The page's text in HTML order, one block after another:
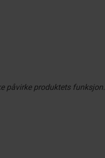
påvirke produktets funksjon.